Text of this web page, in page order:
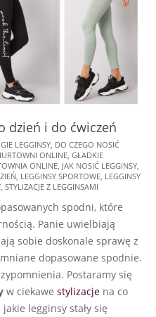
dzień i do ćwiczeń
LEGGINSY DO CZEGO NOSIĆ
ONLINE GŁADKIE
ONLINE JAK NOSIĆ LEGGINSY
LEGGINSY SPORTOWE LEGGINSY
STYLIZACJE Z LEGGINSAMI
spodni, które
Panie uwielbiają
sobie doskonale sprawę z
dopasowane spodnie.
Postaramy się
w ciekawe stylizacje na co
legginsy stały się